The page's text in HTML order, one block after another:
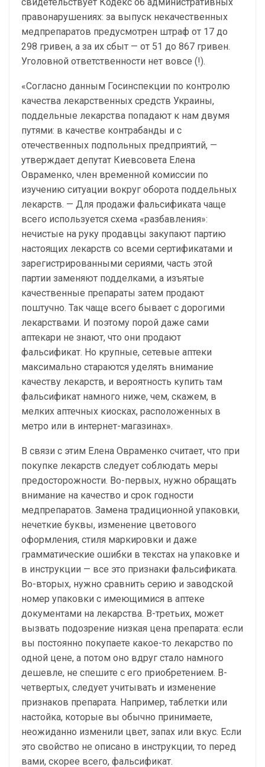
правонарушениях: за выпуск некачественных
медпрепаратов предусмотрен штраф от 17 до
298 гривен, а за их сбыт — от 51 до 867 гривен.
Уголовной ответственности нет вовсе (!).
«Согласно данным Госинспекции по контролю
качества лекарственных средств Украины,
поддельные лекарства попадают к нам двумя
путями: в качестве контрабанды и с
отечественных подпольных предприятий, —
утверждает депутат Киевсовета Елена
Овраменко, член временной комиссии по
изучению ситуации вокруг оборота поддельных
лекарств. — Для продажи фальсификата чаще
всего используется схема «разбавления»:
нечистые на руку продавцы закупают партию
настоящих лекарств со всеми сертификатами и
зарегистрированными сериями, часть этой
партии заменяют подделками, а изъятые
качественные препараты затем продают
поштучно. Так чаще всего бывает с дорогими
лекарствами. И поэтому порой даже сами
аптекари не знают, что они продают
фальсификат. Но крупные, сетевые аптеки
максимально стараются уделять внимание
качеству лекарств, и вероятность купить там
фальсификат намного ниже, чем, скажем, в
мелких аптечных киосках, расположенных в
метро или в интернет-магазинах».
В связи с этим Елена Овраменко считает, что при
покупке лекарств следует соблюдать меры
предосторожности. Во-первых, нужно обращать
внимание на качество и срок годности
медпрепаратов. Замена традиционной упаковки,
нечеткие буквы, изменение цветового
оформления, стиля маркировки и даже
грамматические ошибки в текстах на упаковке и
в инструкции — все это признаки фальсификата.
Во-вторых, нужно сравнить серию и заводской
номер упаковки с имеющимися в аптеке
документами на лекарства. В-третьих, может
вызвать подозрение низкая цена препарата: если
вы постоянно покупаете какое-то лекарство по
одной цене, а потом оно вдруг стало намного
дешевле, не спешите с его приобретением. В-
четвертых, следует учитывать и изменение
признаков препарата. Например, таблетки или
настойка, которые вы обычно принимаете,
неожиданно изменили цвет, запах или вкус. Если
это свойство не описано в инструкции, то перед
вами, скорее всего, фальсификат.